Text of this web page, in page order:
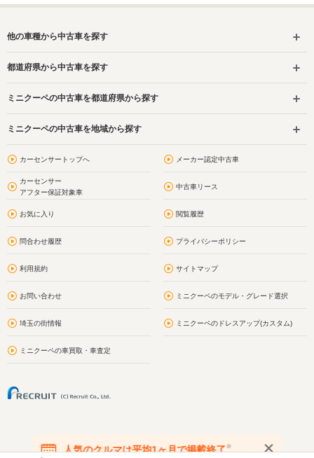
他の車種から中古車を探す
都道府県から中古車を探す
ミニクーペの中古車を都道府県から探す
ミニクーペの中古車を地域から探す
カーセンサートップへ メーカー認定中古車
カーセンサー
アフター保証対象車
中古車リース
お気に入り 閲覧履歴
問合わせ履歴 プライバシーポリシー
利用規約 サイトマップ
お問い合わせ ミニクーペのモデル・グレード選択
埼玉の街情報 ミニクーペのドレスアップ(カスタム)
ミニクーペの車買取・車査定
人気のクルマは平均1ヶ月で掲載終了※